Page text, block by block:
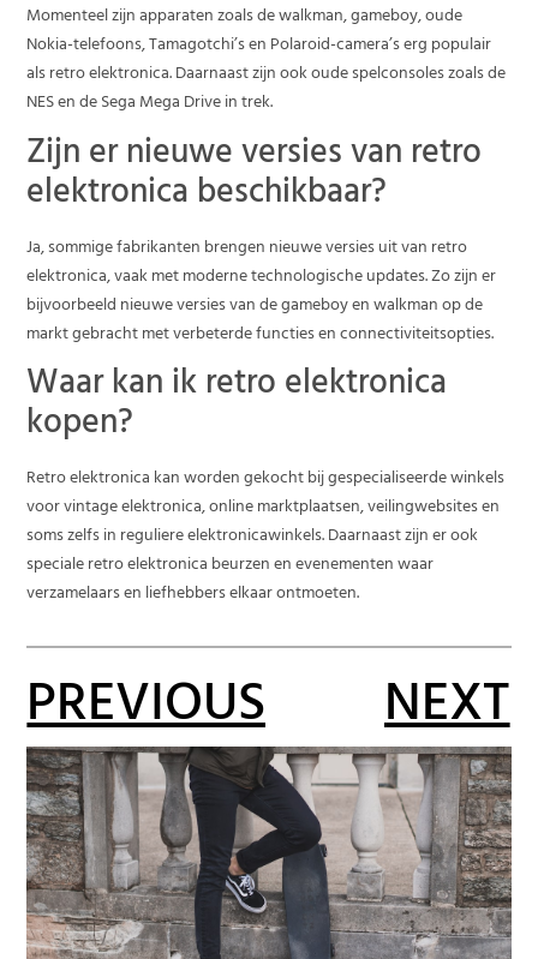
Momenteel zijn apparaten zoals de walkman, gameboy, oude
Nokia-telefoons, Tamagotchi’s en Polaroid-camera’s erg populair
als retro elektronica. Daarnaast zijn ook oude spelconsoles zoals de
NES en de Sega Mega Drive in trek.
Zijn er nieuwe versies van retro
elektronica beschikbaar?
Ja, sommige fabrikanten brengen nieuwe versies uit van retro
elektronica, vaak met moderne technologische updates. Zo zijn er
bijvoorbeeld nieuwe versies van de gameboy en walkman op de
markt gebracht met verbeterde functies en connectiviteitsopties.
Waar kan ik retro elektronica
kopen?
Retro elektronica kan worden gekocht bij gespecialiseerde winkels
voor vintage elektronica, online marktplaatsen, veilingwebsites en
soms zelfs in reguliere elektronicawinkels. Daarnaast zijn er ook
speciale retro elektronica beurzen en evenementen waar
verzamelaars en liefhebbers elkaar ontmoeten.
PREVIOUS NEXT